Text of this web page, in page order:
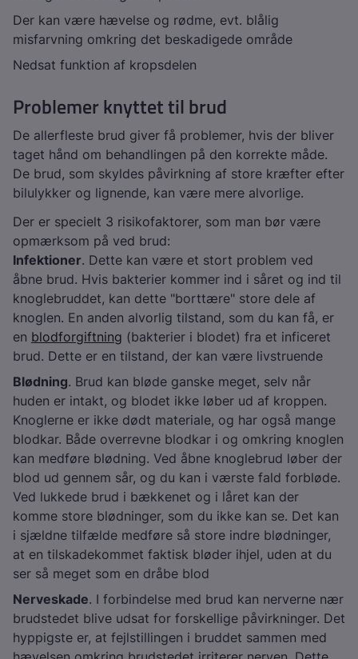
Der kan være hævelse og rødme, evt. blålig
misfarvning omkring det beskadigede område
Nedsat funktion af kropsdelen
Problemer knyttet til brud
De allerfleste brud giver få problemer, hvis der bliver
taget hånd om behandlingen på den korrekte måde.
De brud, som skyldes påvirkning af store kræfter efter
bilulykker og lignende, kan være mere alvorlige.
Der er specielt 3 risikofaktorer, som man bør være
opmærksom på ved brud:
Infektioner. Dette kan være et stort problem ved
åbne brud. Hvis bakterier kommer ind i såret og ind til
knoglebruddet, kan dette "borttære" store dele af
knoglen. En anden alvorlig tilstand, som du kan få, er
en blodforgiftning (bakterier i blodet) fra et inficeret
brud. Dette er en tilstand, der kan være livstruende
Blødning. Brud kan bløde ganske meget, selv når
huden er intakt, og blodet ikke løber ud af kroppen.
Knoglerne er ikke dødt materiale, og har også mange
blodkar. Både overrevne blodkar i og omkring knoglen
kan medføre blødning. Ved åbne knoglebrud løber der
blod ud gennem sår, og du kan i værste fald forbløde.
Ved lukkede brud i bækkenet og i låret kan der
komme store blødninger, som du ikke kan se. Det kan
i sjældne tilfælde medføre så store indre blødninger,
at en tilskadekommet faktisk bløder ihjel, uden at du
ser så meget som en dråbe blod
Nerveskade. I forbindelse med brud kan nerverne nær
brudstedet blive udsat for forskellige påvirkninger. Det
hyppigste er, at fejlstillingen i bruddet sammen med